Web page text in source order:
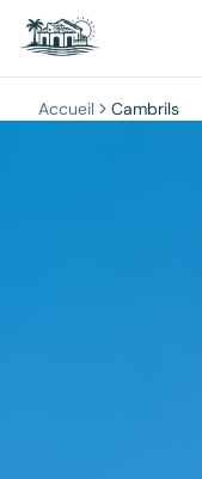
Accueil Cambrils